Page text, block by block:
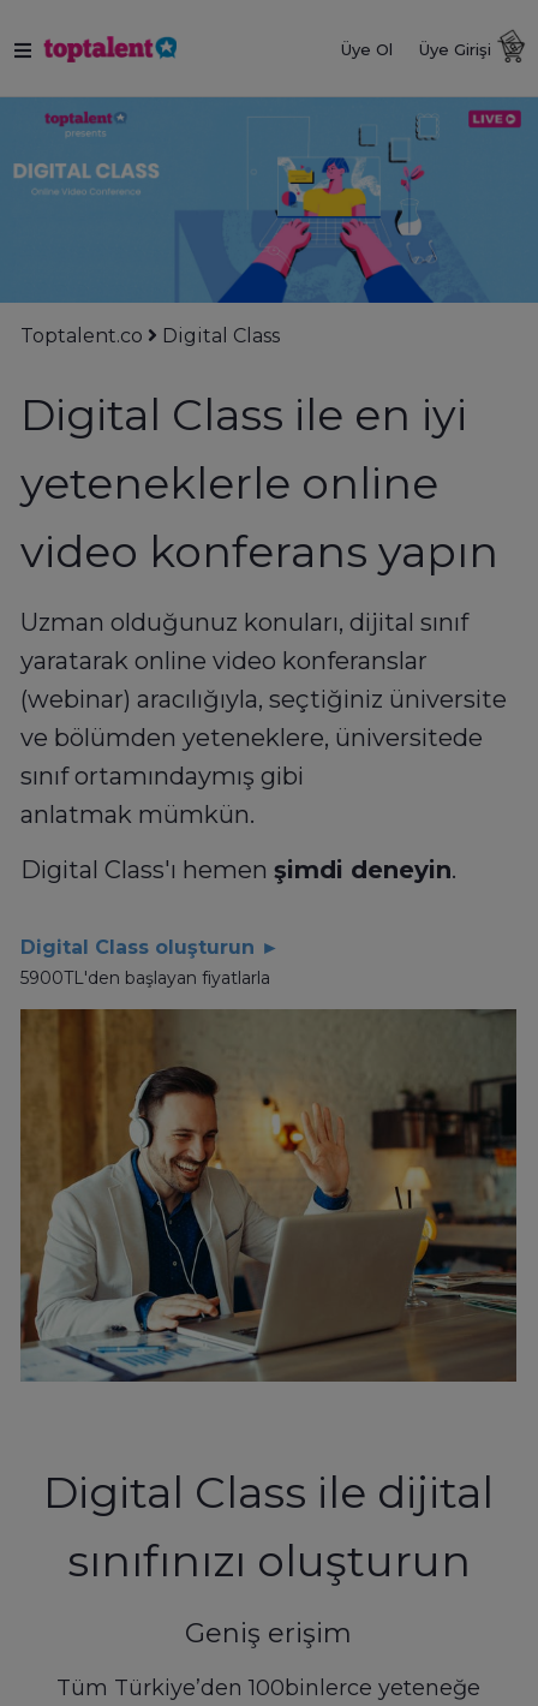
Üye Ol Üye Girişi
Toptalent.co Digital Class
Digital Class ile en iyi
yeteneklerle online
video konferans yapın
Uzman olduğunuz konuları, dijital sınıf
yaratarak online video konferanslar
(webinar) aracılığıyla, seçtiğiniz üniversite
ve bölümden yeteneklere, üniversitede
sınıf ortamındaymış gibi
anlatmak mümkün.
Digital Class'ı hemen şimdi deneyin.
Digital Class oluşturun ►
5900TL'den başlayan fiyatlarla
Digital Class ile dijital
sınıfınızı oluşturun
Geniş erişim
Tüm Türkiye’den 100binlerce yeteneğe